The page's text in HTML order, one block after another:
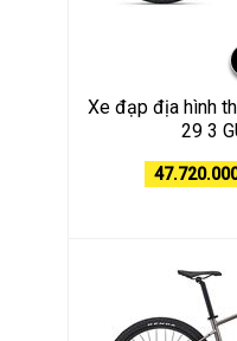
Xe đạp địa hình
29 3